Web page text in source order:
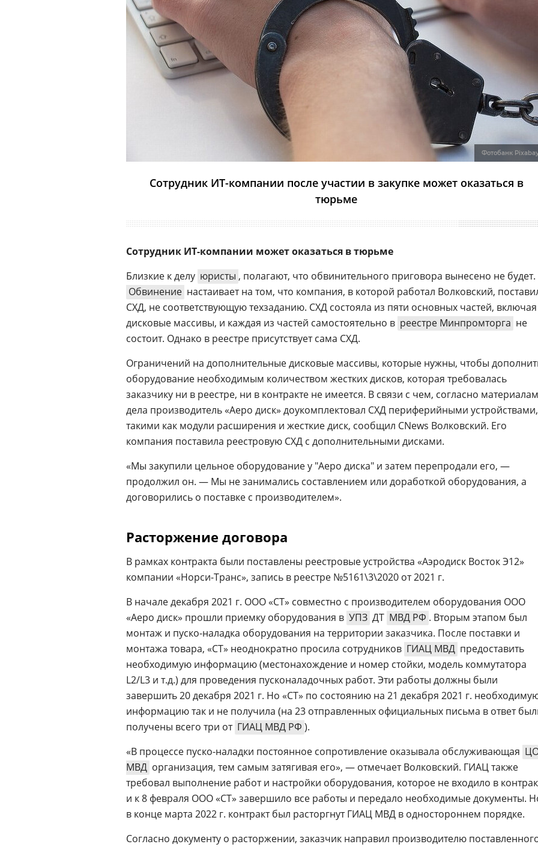
Фотобанк
Сотрудник ИТ-компании после участии в закупке может оказаться в
тюрьме
Сотрудник ИТ-компании может оказаться в тюрьме
Близкие к делу юристы , полагают, что обвинительного приговора вынесено не будет.
Обвинение настаивает на том, что компания, в которой работал Волковский,
СХД, не соответствующую техзаданию. СХД состояла из пяти основных частей, включая
дисковые массивы, и каждая из частей самостоятельно в реестре Минпромторга не
состоит. Однако в реестре присутствует сама СХД.
Ограничений на дополнительные дисковые массивы, которые нужны, чтобы
оборудование необходимым количеством жестких дисков, которая требовалась
заказчику ни в реестре, ни в контракте не имеется. В связи с чем, согласно материалам
дела производитель «Аеро диск» доукомплектовал СХД периферийными устройствами,
такими как модули расширения и жесткие диск, сообщил CNews Волковский. Его
компания поставила реестровую СХД с дополнительными дисками.
«Мы закупили цельное оборудование у "Аеро диска" и затем перепродали его, —
продолжил он. — Мы не занимались составлением или доработкой оборудования, а
договорились о поставке с производителем».
Расторжение договора
В рамках контракта были поставлены реестровые устройства «Аэродиск Восток Э12»
компании «Норси-Транс», запись в реестре №5161\3\2020 от 2021 г.
В начале декабря 2021 г. ООО «СТ» совместно с производителем оборудования ООО
«Аеро диск» прошли приемку оборудования в УПЗ ДТ МВД РФ . Вторым этапом был
монтаж и пуско-наладка оборудования на территории заказчика. После поставки и
монтажа товара, «СТ» неоднократно просила сотрудников ГИАЦ МВД предоставить
необходимую информацию (местонахождение и номер стойки, модель коммутатора
L2/L3 и т.д.) для проведения пусконаладочных работ. Эти работы должны были
завершить 20 декабря 2021 г. Но «СТ» по состоянию на 21 декабря 2021 г.
информацию так и не получила (на 23 отправленных официальных письма в ответ
получены всего три от ГИАЦ МВД РФ ).
«В процессе пуско-наладки постоянное сопротивление оказывала обслуживающая
МВД организация, тем самым затягивая его», — отмечает Волковский. ГИАЦ также
требовал выполнение работ и настройки оборудования, которое не входило в
и к 8 февраля ООО «СТ» завершило все работы и передало необходимые документы.
в конце марта 2022 г. контракт был расторгнут ГИАЦ МВД в одностороннем порядке.
Согласно документу о расторжении, заказчик направил производителю